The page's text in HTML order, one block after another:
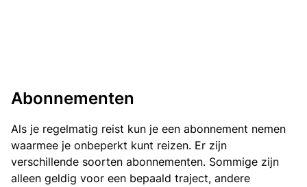
Abonnementen
Als je regelmatig reist kun je een abonnement nemen
waarmee je onbeperkt kunt reizen. Er zijn
verschillende soorten abonnementen. Sommige zijn
alleen geldig voor een bepaald traject, andere